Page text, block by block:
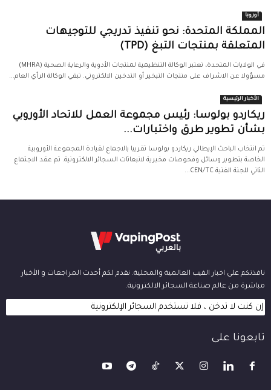
أوروبا
المملكة المتحدة: نحو تنفيذ تدريجي للتوجيهات
المتعلقة بمنتجات التبغ (TPD)
في الولايات المتحدة، تعتبر الوكالة التنظيمية لمنتجات الأدوية والرعاية الصحية (MHRA)
مسؤولا عن الاشراف على منتجات التبخير أو التدخين الالكتروني. تبقي الوكالة الرأي العام...
الأخبار الرئيسية
ريكاردو بولوسا: رئيس مجموعة العمل للاتحاد الأوروبي
بشأن تطوير طرق واختبارات...
تم انتخاب الباحث الإيطالي ريكاردو بولوسا تقريبا بالاجماع لقيادة المجموعة الأوروبية
الخاصة بتطوير وسائل وفحوصات مخبرية لانبعاثات السجائر الالكترونية. تم عقد الاجتماع
الثاني للجنة الفنية CEN/TC...
نافذتكم على اخبار الفيب العالمية والمحلية. نقدم لكم أحدث المراجعات و الأخبار
مباشرة من عالم صناعة السجائر الالكترونية.
إن كنت لا تدخن ، فلا تستخدم السجائر الإلكترونية
تابعونا على